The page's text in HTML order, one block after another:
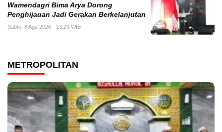
Wamendagri Bima Arya Dorong
Penghijauan Jadi Gerakan Berkelanjutan
Sabtu, 8 Agu 2026 - 13:29 WIB
METROPOLITAN